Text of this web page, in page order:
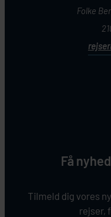
Folke
Få
Tilmeld dig vores
rejser,